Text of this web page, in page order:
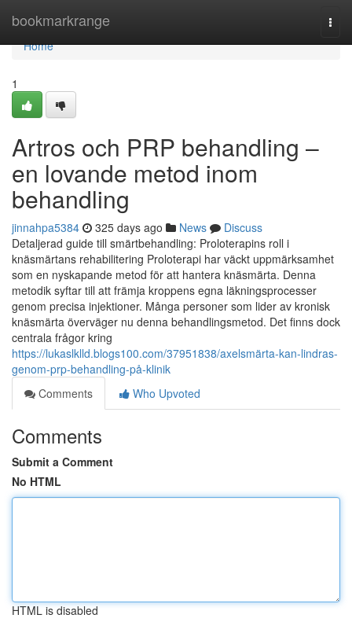
bookmarkrange
Home
Home
1
Artros och PRP behandling –
en lovande metod inom
behandling
jinnahpa5384 325 days ago News
Discuss
Detaljerad guide till smärtbehandling: Proloterapins roll i
knäsmärtans rehabilitering Proloterapi har väckt uppmärksamhet
som en nyskapande metod för att hantera knäsmärta. Denna
metodik syftar till att främja kroppens egna läkningsprocesser
genom precisa injektioner. Många personer som lider av kronisk
knäsmärta överväger nu denna behandlingsmetod. Det finns dock
centrala frågor kring
https://lukaslklld.blogs100.com/37951838/axelsmärta-kan-lindras-
genom-prp-behandling-på-klinik
Comments
Who Upvoted
Comments
Submit a Comment
No HTML
HTML is disabled